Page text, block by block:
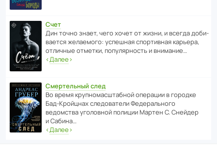
Счет
Дин точно знает, чего хочет от жизни, и всегда доби­
ва­ется жела­е­мого: успе­шная спор­ти­вная карьера,
отли­чные отметки, попу­ля­р­ность и внимание…
‹Далее›
Смертельный след
Во время круп­но­мас­ш­та­бной операции в городке
Бад‑Крой­цнах следо­ва­тели Феде­раль­ного
ведомства уголо­вной полиции Мартен С. Снейдер
и Сабина…
‹Далее›